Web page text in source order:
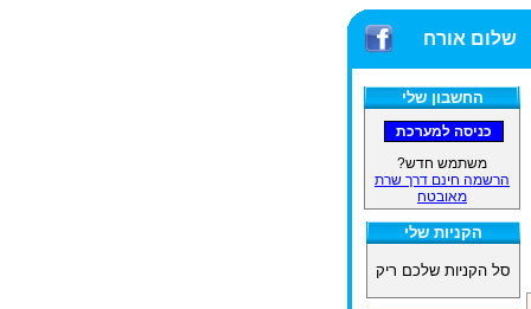
שלום אורח
החשבון שלי
משתמש חדש?
הרשמה חינם דרך שרת
מאובטח
הקניות שלי
סל הקניות שלכם ריק